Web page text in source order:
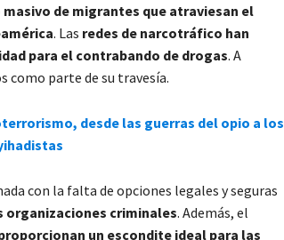
de migrantes que atraviesan el
. Las redes de narcotráfico han
para el contrabando de drogas. A
como parte de su travesía.
desde las guerras del opio a los
con la falta de opciones legales y seguras
organizaciones criminales. Además, el
un escondite ideal para las